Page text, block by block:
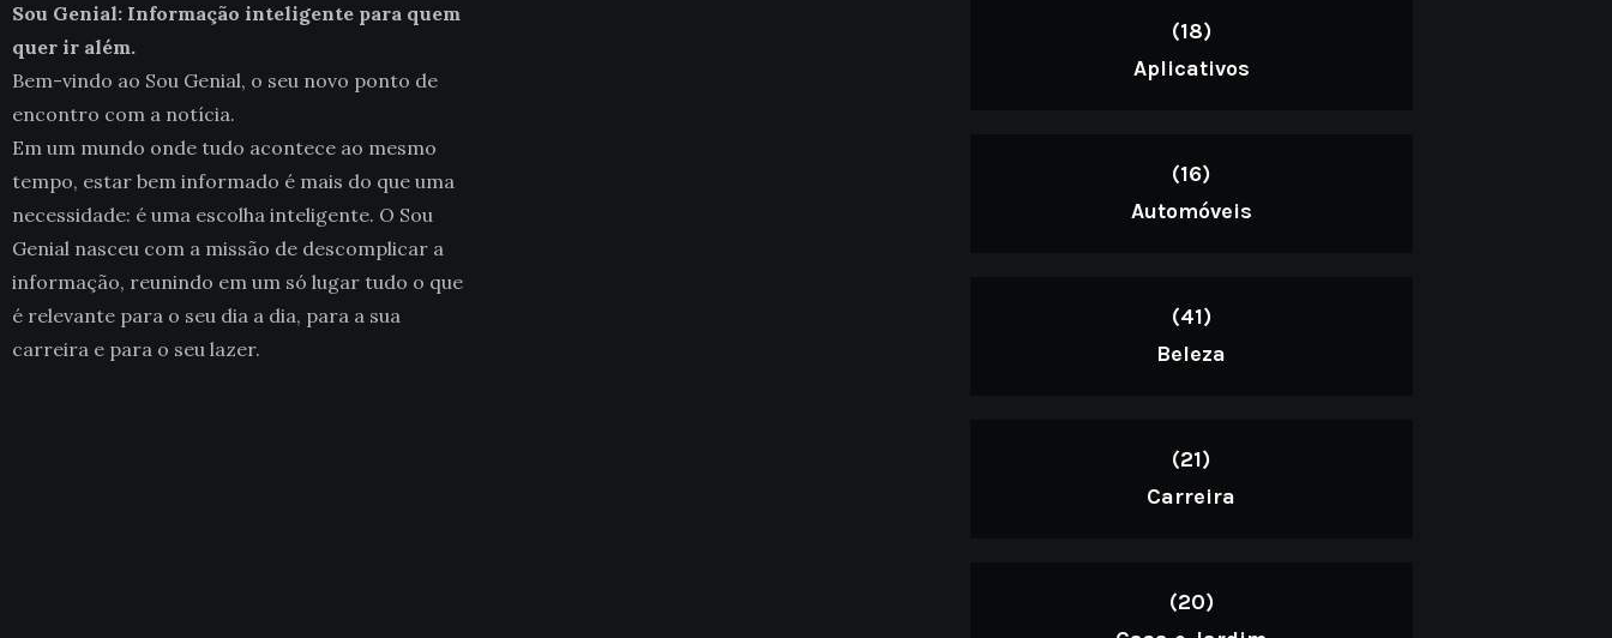
Sou Genial: Informação inteligente para quem
quer ir além.
Bem-vindo ao Sou Genial, o seu novo ponto de
encontro com a notícia.
Em um mundo onde tudo acontece ao mesmo
tempo, estar bem informado é mais do que uma
necessidade: é uma escolha inteligente. O Sou
Genial nasceu com a missão de descomplicar a
informação, reunindo em um só lugar tudo o que
é relevante para o seu dia a dia, para a sua
carreira e para o seu lazer.
(18)
Aplicativos
(16)
Automóveis
(41)
Beleza
(21)
Carreira
(20)